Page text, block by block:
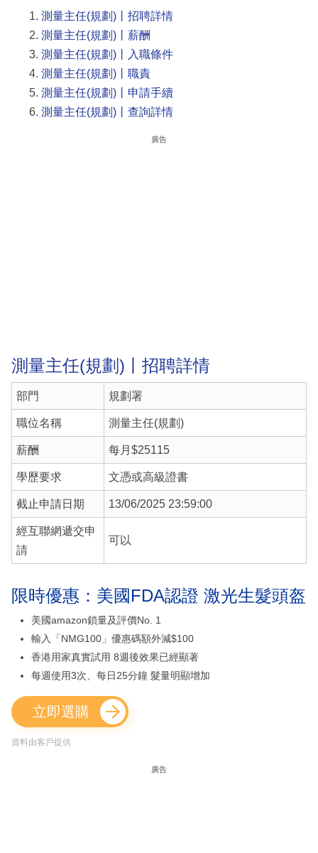
測量主任(規劃)丨招聘詳情
測量主任(規劃)丨薪酬
測量主任(規劃)丨入職條件
測量主任(規劃)丨職責
測量主任(規劃)丨申請手續
測量主任(規劃)丨查詢詳情
廣告
測量主任(規劃)丨招聘詳情
部門 規劃署
職位名稱 測量主任(規劃)
薪酬 每月$25115
學歷要求 文憑或高級證書
截止申請日期 13/06/2025 23:59:00
經互聯網遞交申
請
可以
限時優惠：美國FDA認證 激光生髮頭盔
美國amazon鎖量及評價No. 1
輸入「NMG100」優惠碼額外減$100
香港用家真實試用 8週後效果已經顯著
每週使用3次、每日25分鐘 髮量明顯增加
立即選購
資料由客戶提供
廣告